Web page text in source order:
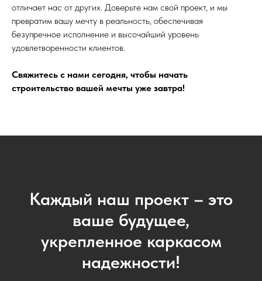
отличает нас от других. Доверьте нам свой проект, и мы
превратим вашу мечту в реальность, обеспечивая
безупречное исполнение и высочайший уровень
удовлетворенности клиентов.
Свяжитесь с нами сегодня, чтобы начать
строительство вашей мечты уже завтра!
Каждый наш проект – это
ваше будущее,
укрепленное каркасом
надежности!